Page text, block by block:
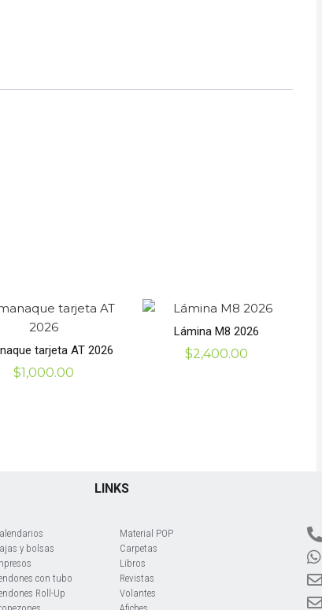
tarjeta AT 2026
$1,000.00
Lámina M8 2026
$2,400.00
LINKS
y bolsas
con tubo
Roll-Up
Material POP
Carpetas
Libros
Revistas
Volantes